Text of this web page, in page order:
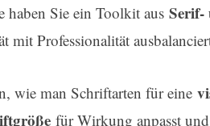
haben Sie ein Toolkit aus Serif-
mit Professionalität
wie man Schriftarten für eine
für Wirkung anpasst und